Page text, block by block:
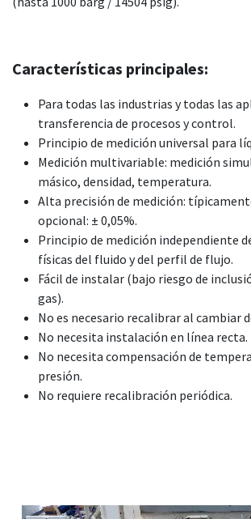
Características principales:
Para todas las industrias y todas las
transferencia de procesos y control.
Principio de medición universal para
Medición multivariable: medición
másico, densidad, temperatura.
Alta precisión de medición:
opcional: ± 0,05%.
Principio de medición independiente
físicas del fluido y del perfil de flujo.
Fácil de instalar (bajo riesgo de
gas).
No es necesario recalibrar al cambiar
No necesita instalación en línea recta.
No necesita compensación de
presión.
No requiere recalibración periódica.